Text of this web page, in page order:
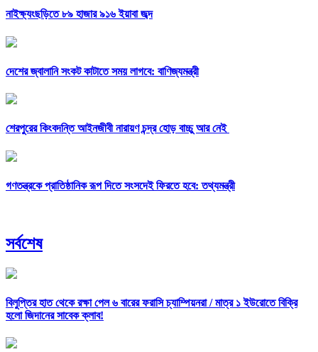
নাইক্ষ্যংছড়িতে ৮৯ হাজার ৯১৬ ইয়াবা জব্দ
দেশের জ্বালানি সংকট কাটাতে সময় লাগবে: বাণিজ্যমন্ত্রী
শেরপুরের কিংবদন্তি আইনজীবী নারায়ণ চন্দ্র হোড় বাচ্চু আর নেই
গণতন্ত্রকে প্রাতিষ্ঠানিক রূপ দিতে সংসদেই ফিরতে হবে: তথ্যমন্ত্রী
সর্বশেষ
বিলুপ্তির হাত থেকে রক্ষা পেল ৬ বারের ফরাসি চ্যাম্পিয়নরা /মাত্র ১ ইউরোতে বিক্রি
হলো জিদানের সাবেক ক্লাব!